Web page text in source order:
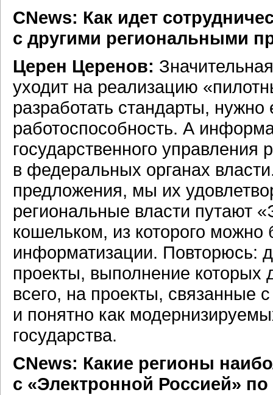
СNews: Как идет
с другими региональными
Церен Церенов:
уходит на реализацию
разработать стандарты,
работоспособность. А
государственного управления
в федеральных органах
предложения, мы их
региональные власти путают
кошельком, из которого
информатизации. Повторюсь:
проекты, выполнение которых
всего, на проекты, связанные
и понятно как
государства.
СNews: Какие регионы
с «Электронной Россией»